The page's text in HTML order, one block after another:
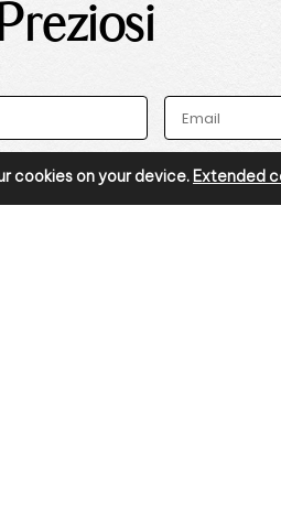
cookies on your device. Extended